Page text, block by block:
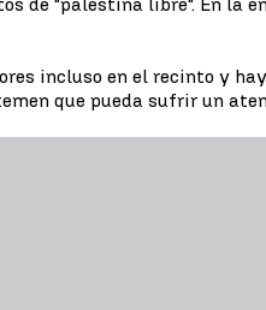
incluso en el recinto y
que pueda sufrir un